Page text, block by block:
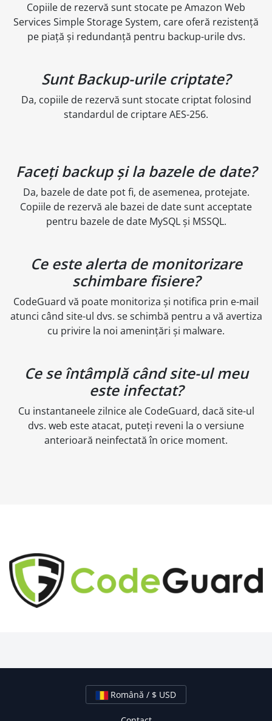
Copiile de rezervă sunt stocate pe Amazon Web
Services Simple Storage System, care oferă rezistență
pe piață și redundanță pentru backup-urile dvs.
Sunt Backup-urile criptate?
Da, copiile de rezervă sunt stocate criptat folosind
standardul de criptare AES-256.
Faceți backup și la bazele de date?
Da, bazele de date pot fi, de asemenea, protejate.
Copiile de rezervă ale bazei de date sunt acceptate
pentru bazele de date MySQL și MSSQL.
Ce este alerta de monitorizare
schimbare fisiere?
CodeGuard vă poate monitoriza și notifica prin e-mail
atunci când site-ul dvs. se schimbă pentru a vă avertiza
cu privire la noi amenințări și malware.
Ce se întâmplă când site-ul meu
este infectat?
Cu instantaneele zilnice ale CodeGuard, dacă site-ul
dvs. web este atacat, puteți reveni la o versiune
anterioară neinfectată în orice moment.
Română / $ USD